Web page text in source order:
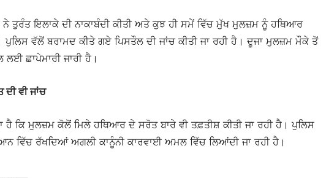
ਨੇ ਤੁਰੰਤ ਇਲਾਕੇ ਦੀ ਨਾਕਾਬੰਦੀ ਕੀਤੀ ਅਤੇ ਕੁਝ ਹੀ ਸਮੇਂ ਵਿੱਚ ਮੁੱਖ ਮੁਲਜ਼ਮ ਨੂੰ ਹਥਿਆਰ
ਵੱਲੋਂ ਬਰਾਮਦ ਕੀਤੇ ਗਏ ਪਿਸਤੌਲ ਦੀ ਜਾਂਚ ਕੀਤੀ ਜਾ ਰਹੀ ਹੈ। ਦੂਜਾ ਮੁਲਜ਼ਮ ਮੌਕੇ ਤੋਂ
ਛਾਪੇਮਾਰੀ ਜਾਰੀ ਹੈ।
ਵੀ ਜਾਂਚ
ਹੈ ਕਿ ਮੁਲਜ਼ਮ ਕੋਲੋਂ ਮਿਲੇ ਹਥਿਆਰ ਦੇ ਸਰੋਤ ਬਾਰੇ ਵੀ ਤਫ਼ਤੀਸ਼ ਕੀਤੀ ਜਾ ਰਹੀ ਹੈ। ਪੁਲਿਸ
ਵਿੱਚ ਰੱਖਦਿਆਂ ਅਗਲੀ ਕਾਨੂੰਨੀ ਕਾਰਵਾਈ ਅਮਲ ਵਿੱਚ ਲਿਆਂਦੀ ਜਾ ਰਹੀ ਹੈ।